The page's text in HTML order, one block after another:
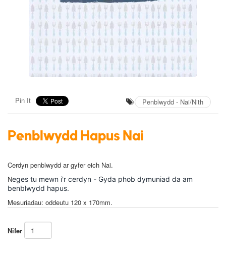
Pin It Penblwydd - Nai/Nith
Penblwydd Hapus Nai
Cerdyn penblwydd ar gyfer eich Nai.
Neges tu mewn i'r cerdyn - Gyda phob dymuniad da am
benblwydd hapus.
Mesuriadau: oddeutu 120 x 170mm.
Nifer